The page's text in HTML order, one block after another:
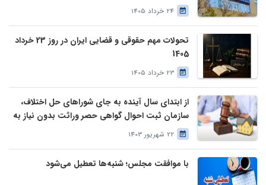
24 خرداد 1405
تحولات مهم حقوقی و قضایی ایران در روز 23 خرداد
1405
23 خرداد 1405
از ابتدای سال آینده به جای شوراهای حل اختلاف،
سازمان ثبت احوال گواهی حصر وراثت بدون نیاز به
درخواست وراث صادر خواهد کرد
22 شهریور 1403
با موافقت مجلس؛ شنبه‌ها تعطیل می‌شود